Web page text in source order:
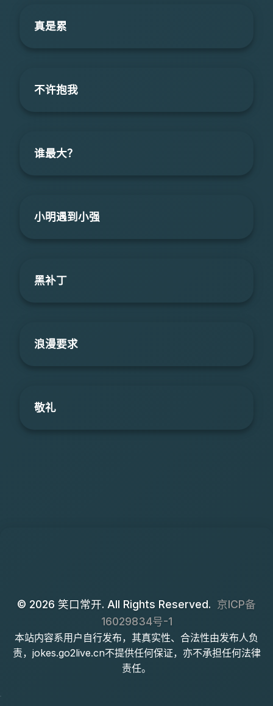
真是累
不许抱我
谁最大？
小明遇到小强
黑补丁
浪漫要求
敬礼
© 2026 笑口常开. All Rights Reserved. 京ICP备
16029834号-1
本站内容系用户自行发布，其真实性、合法性由发布人负
责，jokes.go2live.cn不提供任何保证，亦不承担任何法律
责任。